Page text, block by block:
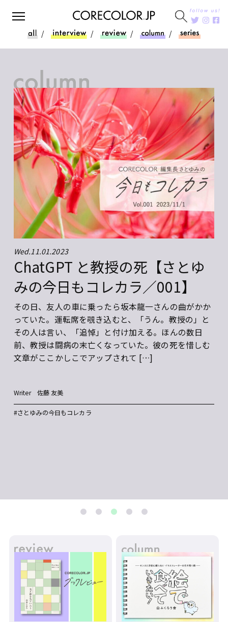
Fri.07.17.2026
自分のために生きることから、
誰かの役に立つために生きるこ
とへのマインドリセット
―『「また頼みたい」と言われ
る人がやっていること』
フリーランスとして成功するためにはどうすればいい
ある。Lancersの統計によると、2024年のフリーラン
ス人口は1303万人。10年前と比較すると39.1%の増加
であると […]